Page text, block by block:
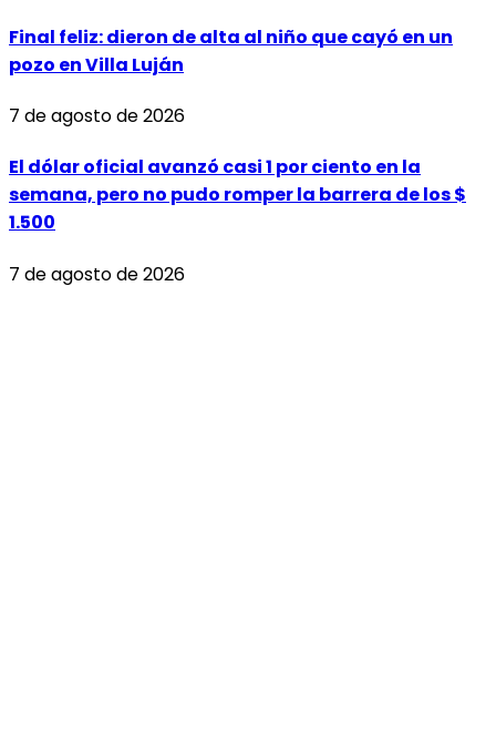
Final feliz: dieron de alta al niño que cayó en un
pozo en Villa Luján
7 de agosto de 2026
El dólar oficial avanzó casi 1 por ciento en la
semana, pero no pudo romper la barrera de los $
1.500
7 de agosto de 2026